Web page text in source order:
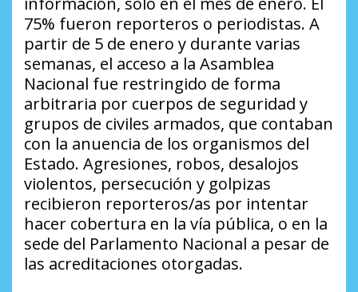
75% fueron reporteros o periodistas. A
partir de 5 de enero y durante varias
semanas, el acceso a la Asamblea
Nacional fue restringido de forma
arbitraria por cuerpos de seguridad y
grupos de civiles armados, que contaban
con la anuencia de los organismos del
Estado. Agresiones, robos, desalojos
violentos, persecución y golpizas
recibieron reporteros/as por intentar
hacer cobertura en la vía pública, o en la
sede del Parlamento Nacional a pesar de
las acreditaciones otorgadas.